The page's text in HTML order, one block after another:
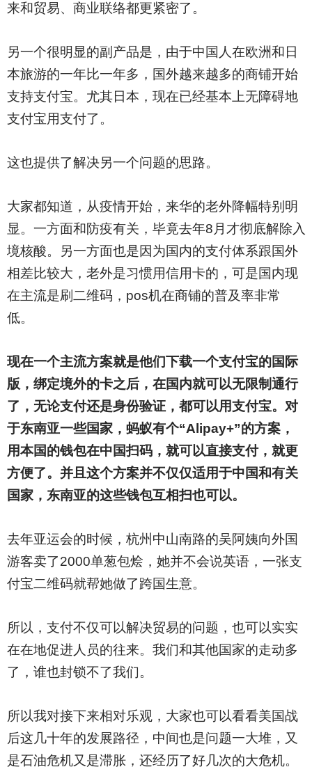
来和贸易、商业联络都更紧密了。
另一个很明显的副产品是，由于中国人在欧洲和日
本旅游的一年比一年多，国外越来越多的商铺开始
支持支付宝。尤其日本，现在已经基本上无障碍地
支付宝用支付了。
这也提供了解决另一个问题的思路。
大家都知道，从疫情开始，来华的老外降幅特别明
显。一方面和防疫有关，毕竟去年8月才彻底解除入
境核酸。另一方面也是因为国内的支付体系跟国外
相差比较大，老外是习惯用信用卡的，可是国内现
在主流是刷二维码，pos机在商铺的普及率非常
低。
现在一个主流方案就是他们下载一个支付宝的国际
版，绑定境外的卡之后，在国内就可以无限制通行
了，无论支付还是身份验证，都可以用支付宝。对
于东南亚一些国家，蚂蚁有个“Alipay+”的方案，
用本国的钱包在中国扫码，就可以直接支付，就更
方便了。并且这个方案并不仅仅适用于中国和有关
国家，东南亚的这些钱包互相扫也可以。
去年亚运会的时候，杭州中山南路的吴阿姨向外国
游客卖了2000单葱包烩，她并不会说英语，一张支
付宝二维码就帮她做了跨国生意。
所以，支付不仅可以解决贸易的问题，也可以实实
在在地促进人员的往来。我们和其他国家的走动多
了，谁也封锁不了我们。
所以我对接下来相对乐观，大家也可以看看美国战
后这几十年的发展路径，中间也是问题一大堆，又
是石油危机又是滞胀，还经历了好几次的大危机。